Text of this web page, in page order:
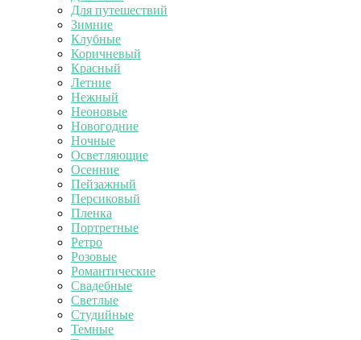
Для путешествий
Зимние
Клубные
Коричневый
Красный
Летние
Нежный
Неоновые
Новогодние
Ночные
Осветляющие
Осенние
Пейзажный
Персиковый
Пленка
Портретные
Ретро
Розовые
Романтические
Свадебные
Светлые
Студийные
Темные